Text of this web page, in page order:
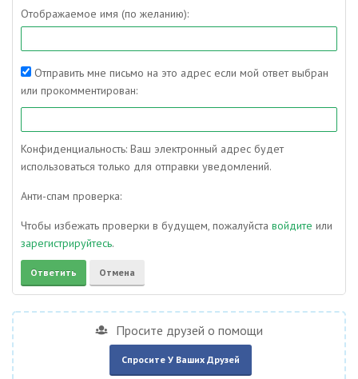
Отображаемое имя (по желанию):
Отправить мне письмо на это адрес если мой ответ выбран
или прокомментирован:
Конфиденциальность: Ваш электронный адрес будет
использоваться только для отправки уведомлений.
Анти-спам проверка:
Чтобы избежать проверки в будущем, пожалуйста войдите или
зарегистрируйтесь.
Просите друзей о помощи
Спросите У Ваших Друзей